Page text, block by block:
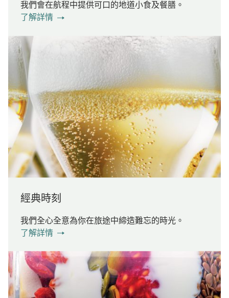
我們會在航程中提供可口的地道小食及餐膳。
了解詳情
經典時刻
我們全心全意為你在旅途中締造難忘的時光。
了解詳情